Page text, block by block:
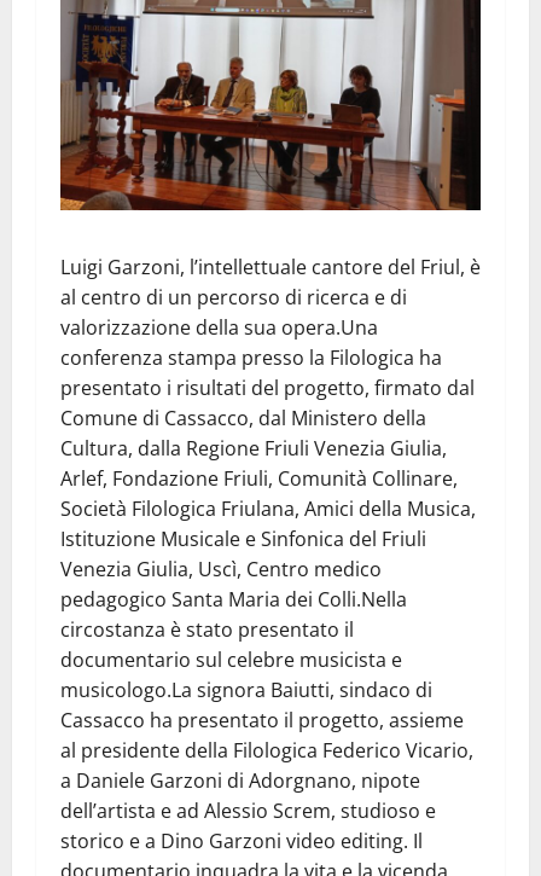
Luigi Garzoni, l’intellettuale cantore del Friul, è
al centro di un percorso di ricerca e di
valorizzazione della sua opera.Una
conferenza stampa presso la Filologica ha
presentato i risultati del progetto, firmato dal
Comune di Cassacco, dal Ministero della
Cultura, dalla Regione Friuli Venezia Giulia,
Arlef, Fondazione Friuli, Comunità Collinare,
Società Filologica Friulana, Amici della Musica,
Istituzione Musicale e Sinfonica del Friuli
Venezia Giulia, Uscì, Centro medico
pedagogico Santa Maria dei Colli.Nella
circostanza è stato presentato il
documentario sul celebre musicista e
musicologo.La signora Baiutti, sindaco di
Cassacco ha presentato il progetto, assieme
al presidente della Filologica Federico Vicario,
a Daniele Garzoni di Adorgnano, nipote
dell’artista e ad Alessio Screm, studioso e
storico e a Dino Garzoni video editing. Il